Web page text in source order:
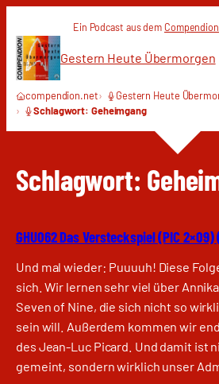
Inhalt
springen
Ein Podcast aus dem Compendion
Gestern Heute Übermorgen
compendion.net
Gestern Heute
Schlagwort: Geheimgang
Schlagwort:
GHU062 Das Versteckspiel (PIC 2×09)
Und mal wieder: Puuuuh! Diese
sich. Wir lernen sehr viel über
Seven of Nine, die sich nicht so
sein will. Außerdem kommen wir
des Jean-Luc Picard. Und damit ist
gemeint, sondern wirklich unser